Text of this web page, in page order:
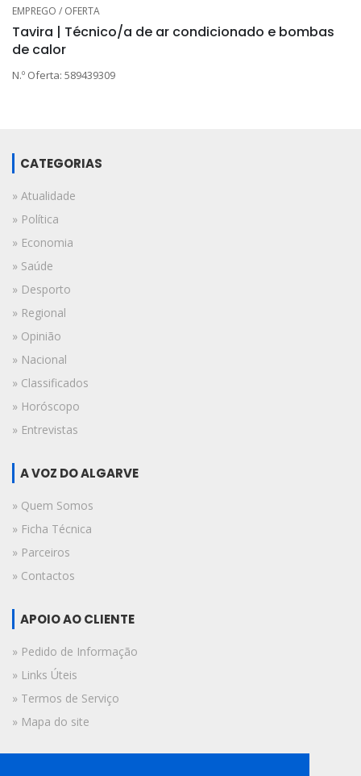
EMPREGO / OFERTA
Tavira | Técnico/a de ar condicionado e bombas
de calor
N.º Oferta: 589439309
CATEGORIAS
» Atualidade
» Política
» Economia
» Saúde
» Desporto
» Regional
» Opinião
» Nacional
» Classificados
» Horóscopo
» Entrevistas
A VOZ DO ALGARVE
» Quem Somos
» Ficha Técnica
» Parceiros
» Contactos
APOIO AO CLIENTE
» Pedido de Informação
» Links Úteis
» Termos de Serviço
» Mapa do site